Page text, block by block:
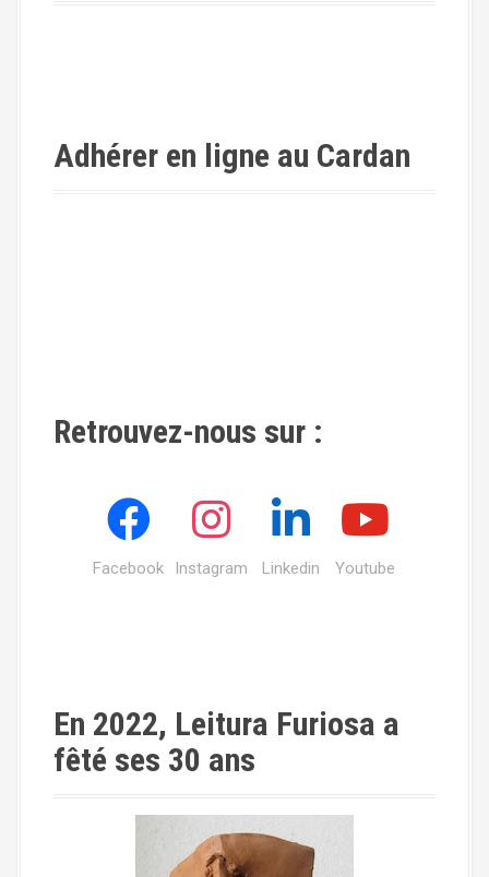
Adhérer en ligne au Cardan
Retrouvez-nous sur :
Facebook Instagram Linkedin Youtube
En 2022, Leitura Furiosa a
fêté ses 30 ans